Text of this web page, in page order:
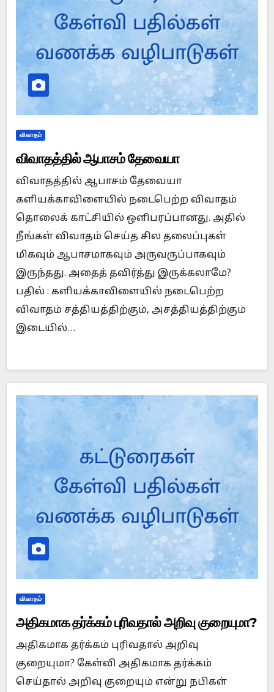
விவாதம்
விவாதத்தில் ஆபாசம் தேவையா
விவாதத்தில் ஆபாசம் தேவையா
களியக்காவிளையில் நடைபெற்ற விவாதம்
தொலைக் காட்சியில் ஒளிபரப்பானது. அதில்
நீங்கள் விவாதம் செய்த சில தலைப்புகள்
மிகவும் ஆபாசமாகவும் அருவருப்பாகவும்
இருந்தது. அதைத் தவிர்த்து இருக்கலாமே?
பதில் : களியக்காவிளையில் நடைபெற்ற
விவாதம் சத்தியத்திற்கும், அசத்தியத்திற்கும்
இடையில்…
விவாதம்
அதிகமாக தர்க்கம் புரிவதால் அறிவு குறையுமா?
அதிகமாக தர்க்கம் புரிவதால் அறிவு
குறையுமா? கேள்வி அதிகமாக தர்க்கம்
செய்தால் அறிவு குறையும் என்று நபிகள்